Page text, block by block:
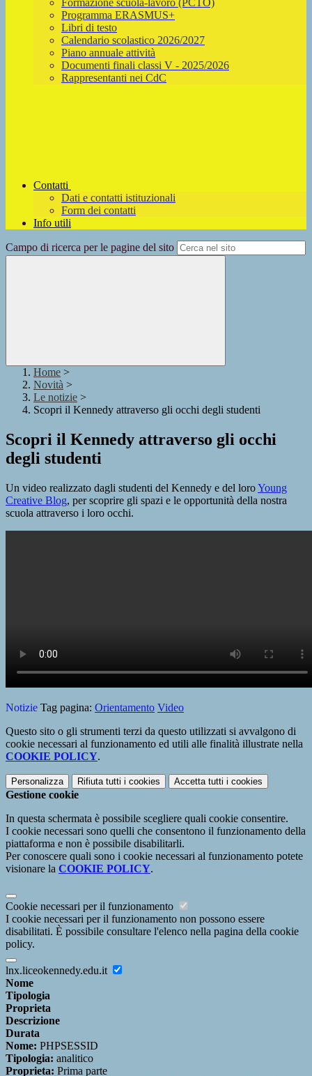
Formazione scuola-lavoro (PCTO)
Programma ERASMUS+
Libri di testo
Calendario scolastico 2026/2027
Piano annuale attività
Documenti finali classi V - 2025/2026
Rappresentanti nei CdC
Contatti
Dati e contatti istituzionali
Form dei contatti
Info utili
Campo di ricerca per le pagine del sito
Home >
Novità >
Le notizie >
Scopri il Kennedy attraverso gli occhi degli studenti
Scopri il Kennedy attraverso gli occhi
degli studenti
Un video realizzato dagli studenti del Kennedy e del loroYoung
Creative Blog, per scoprire gli spazi e le opportunità della nostra
scuola attraverso i loro occhi.
Notizie Tag pagina: Orientamento Video
Questo sito o gli strumenti terzi da questo utilizzati si avvalgono di
cookie necessari al funzionamento ed utili alle finalità illustrate nella
COOKIE POLICY.
Personalizza Rifiuta tutti i cookies Accetta tutti i cookies
Gestione cookie
In questa schermata è possibile scegliere quali cookie consentire.
I cookie necessari sono quelli che consentono il funzionamento della
piattaforma e non è possibile disabilitarli.
Per conoscere quali sono i cookie necessari al funzionamento potete
visionare la COOKIE POLICY.
Cookie necessari per il funzionamento
I cookie necessari per il funzionamento non possono essere
disabilitati. È possibile consultare l'elenco nella pagina della cookie
policy.
lnx.liceokennedy.edu.it
Nome
Tipologia
Proprieta
Descrizione
Durata
Nome: PHPSESSID
Tipologia: analitico
Proprieta: Prima parte